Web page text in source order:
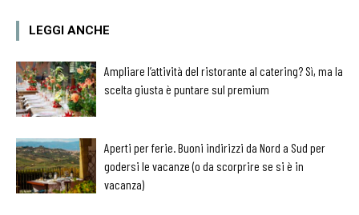
LEGGI ANCHE
Ampliare l’attività del ristorante al catering? Sì, ma la
scelta giusta è puntare sul premium
Aperti per ferie. Buoni indirizzi da Nord a Sud per
godersi le vacanze (o da scorprire se si è in
vacanza)